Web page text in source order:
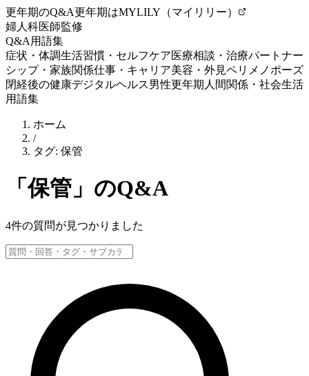
更年期のQ&A更年期はMYLILY（マイリリー）
婦人科医師監修
Q&A 用語集
症状・体調生活習慣・セルフケア医療相談・治療パートナー
シップ・家族関係仕事・キャリア美容・外見ペリメノポーズ
閉経後の健康デジタルヘルス男性更年期 人間関係・社会生活
用語集
ホーム
/
タグ: 保管
「保管 」のQ&A
4件の質問が見つかりました